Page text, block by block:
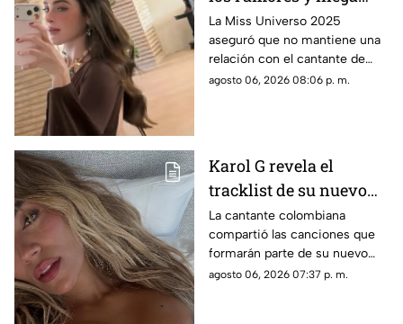
tener un romance con
Natanael Cano
La Miss Universo 2025
aseguró que no mantiene una
relación con el cantante de
corridos tumbados.
agosto 06, 2026 08:06 p. m.
Karol G revela el
tracklist de su nuevo
álbum antes de su
lanzamiento; esta es la
lista completa
La cantante colombiana
compartió las canciones que
formarán parte de su nuevo
material de estudio,
agosto 06, 2026 07:37 p. m.